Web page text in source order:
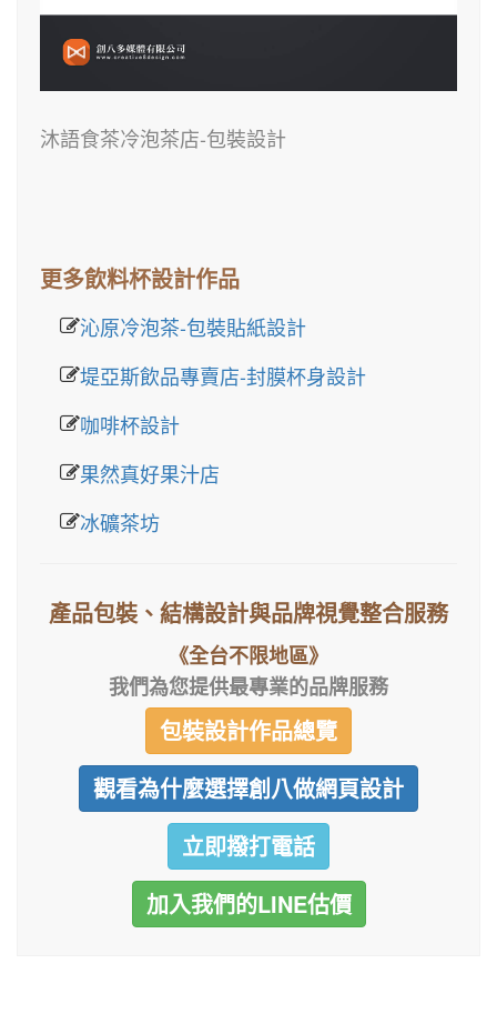
沐語食茶冷泡茶店-包裝設計
更多飲料杯設計作品
沁原冷泡茶-包裝貼紙設計
堤亞斯飲品專賣店-封膜杯身設計
咖啡杯設計
果然真好果汁店
冰礦茶坊
產品包裝、結構設計與品牌視覺整合服務
《全台不限地區》
我們為您提供最專業的品牌服務
包裝設計作品總覽
觀看為什麼選擇創八做網頁設計
立即撥打電話
加入我們的LINE估價